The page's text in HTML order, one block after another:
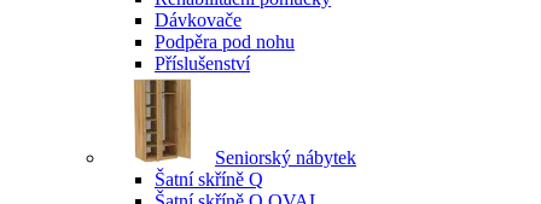
Dávkovače
Podpěra pod nohu
Příslušenství
Seniorský nábytek
Šatní skříně Q